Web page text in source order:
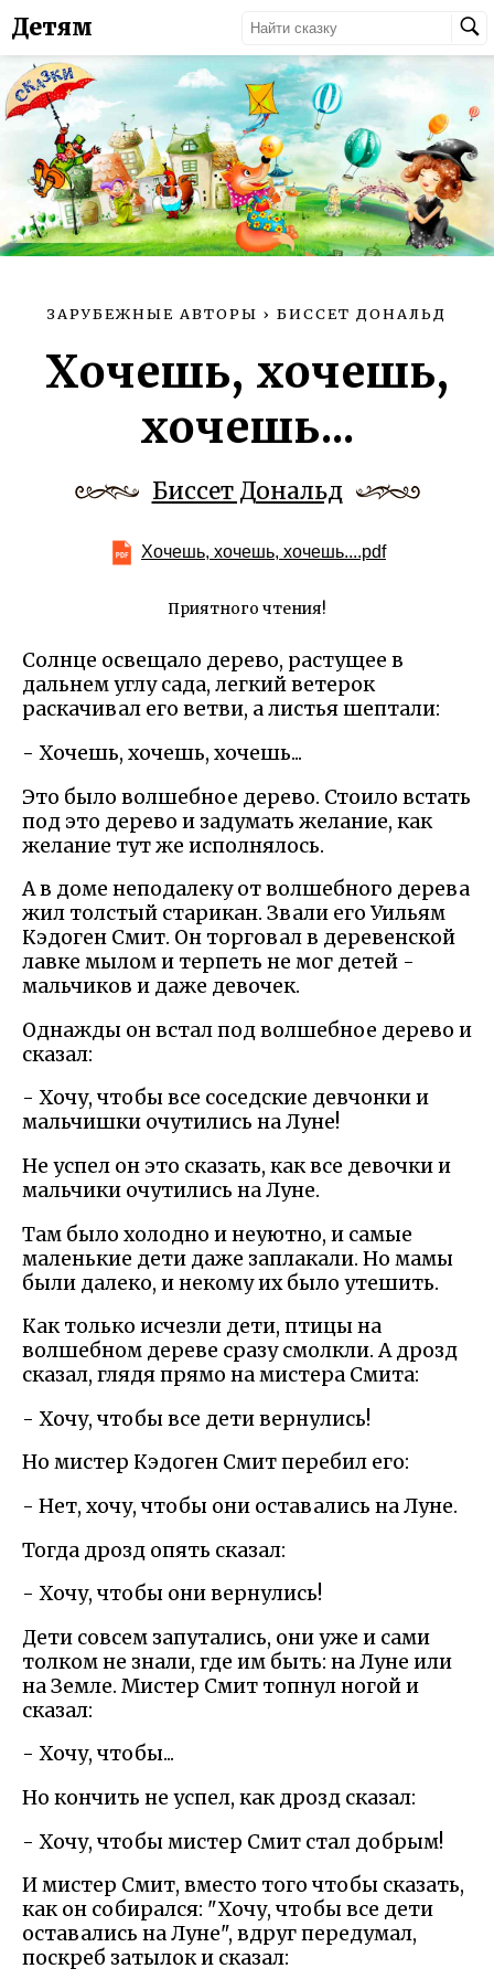
Детям
ЗАРУБЕЖНЫЕ АВТОРЫ › БИССЕТ ДОНАЛЬД
Хочешь, хочешь,
хочешь...
Биссет Дональд
Хочешь, хочешь, хочешь....pdf
Приятного чтения!
Солнце освещало дерево, растущее в
дальнем углу сада, легкий ветерок
раскачивал его ветви, а листья шептали:
- Хочешь, хочешь, хочешь...
Это было волшебное дерево. Стоило встать
под это дерево и задумать желание, как
желание тут же исполнялось.
А в доме неподалеку от волшебного дерева
жил толстый старикан. Звали его Уильям
Кэдоген Смит. Он торговал в деревенской
лавке мылом и терпеть не мог детей -
мальчиков и даже девочек.
Однажды он встал под волшебное дерево и
сказал:
- Хочу, чтобы все соседские девчонки и
мальчишки очутились на Луне!
Не успел он это сказать, как все девочки и
мальчики очутились на Луне.
Там было холодно и неуютно, и самые
маленькие дети даже заплакали. Но мамы
были далеко, и некому их было утешить.
Как только исчезли дети, птицы на
волшебном дереве сразу смолкли. А дрозд
сказал, глядя прямо на мистера Смита:
- Хочу, чтобы все дети вернулись!
Но мистер Кэдоген Смит перебил его:
- Нет, хочу, чтобы они оставались на Луне.
Тогда дрозд опять сказал:
- Хочу, чтобы они вернулись!
Дети совсем запутались, они уже и сами
толком не знали, где им быть: на Луне или
на Земле. Мистер Смит топнул ногой и
сказал:
- Хочу, чтобы...
Но кончить не успел, как дрозд сказал:
- Хочу, чтобы мистер Смит стал добрым!
И мистер Смит, вместо того чтобы сказать,
как он собирался: "Хочу, чтобы все дети
оставались на Луне", вдруг передумал,
поскреб затылок и сказал: